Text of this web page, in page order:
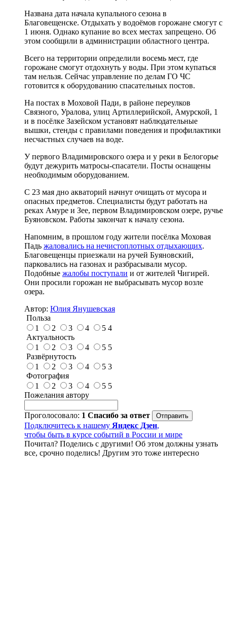
Названа дата начала купального сезона в
Благовещенске. Отдыхать у водоёмов горожане смогут с
1 июня. Однако купание во всех местах запрещено. Об
этом сообщили в администрации областного центра.
Всего на территории определили восемь мест, где
горожане смогут отдохнуть у воды. При этом купаться
там нельзя. Сейчас управление по делам ГО ЧС
готовится к оборудованию спасательных постов.
На постах в Моховой Пади, в районе переулков
Связного, Уралова, улиц Артиллерийской, Амурской, 1
и в посёлке Зазейском установят наблюдательные
вышки, стенды с правилами поведения и профилактики
несчастных случаев на воде.
У первого Владимировского озера и у реки в Белогорье
будут дежурить матросы-спасатели. Посты оснащены
необходимым оборудованием.
С 23 мая дно акваторий начнут очищать от мусора и
опасных предметов. Специалисты будут работать на
реках Амуре и Зее, первом Владимировском озере, ручье
Буяновском. Работы закончат к началу сезона.
Напомним, в прошлом году жители посёлка Моховая
Падь жаловались на нечистоплотных отдыхающих.
Благовещенцы приезжали на ручей Буяновский,
парковались на газонах и разбрасывали мусор.
Подобные жалобы поступали и от жителей Чигирей.
Они просили горожан не выбрасывать мусор возле
озера.
Автор: Юлия Янушевская
Польза
1
2 3 4 5 4
Актуальность
1
2 3 4 5 5
Развёрнутость
1
2 3 4 5 3
Фотография
1
2 3 4 5 5
Пожелания автору
Проголосовало: 1 Спасибо за ответ
Подключитесь к нашему Яндекс Дзен,
чтобы быть в курсе событий в России и мире
Почитал? Поделись с другими! Об этом должны узнать
все, срочно поделись! Другим это тоже интересно